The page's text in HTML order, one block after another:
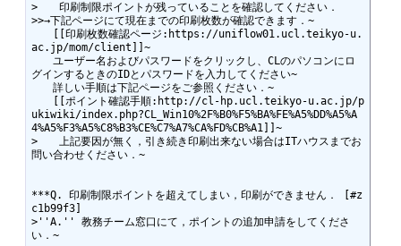
>　　印刷制限ポイントが残っていることを確認してください．
>>→下記ページにて現在までの印刷枚数が確認できます．~
[[印刷枚数確認ページ:https://uniflow01.ucl.teikyo-u.
ac.jp/mom/client]]~
ユーザー名およびパスワードをクリックし、CLのパソコンにロ
グインするときのIDとパスワードを入力してください~
詳しい手順は下記ページをご参照ください．~
[[ポイント確認手順:http://cl-hp.ucl.teikyo-u.ac.jp/p
ukiwiki/index.php?CL_Win10%2F%B0%F5%BA%FE%A5%DD%A5%A
4%A5%F3%A5%C8%B3%CE%C7%A7%CA%FD%CB%A1]]~
>　　上記要因が無く，引き続き印刷出来ない場合はITハウスまでお
問い合わせください．~
***Q. 印刷制限ポイントを超えてしまい，印刷ができません． [#z
c1b99f3]
>''A.'' 教務チーム窓口にて，ポイントの追加申請をしてくださ
い．~